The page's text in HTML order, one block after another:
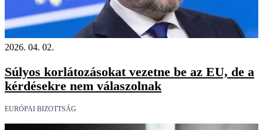
2026. 04. 02.
Súlyos korlátozásokat vezetne be az EU, de a
kérdésekre nem válaszolnak
EURÓPAI BIZOTTSÁG